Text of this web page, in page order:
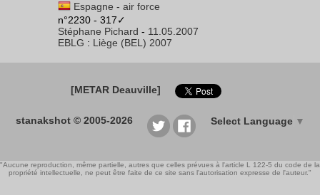
Espagne - air force
n°2230 - 317✓
Stéphane Pichard - 11.05.2007
EBLG : Liège (BEL) 2007
[METAR Deauville]
stanakshot © 2005-2026 Select Language ▼
"Aucune reproduction, même partielle, autres que celles prévues à l'article L 122-5 du code de la
propriété intellectuelle, ne peut être faite de ce site sans l'autorisation expresse de l'auteur."